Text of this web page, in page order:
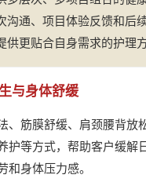
沟通、项目体验反馈和后
供更贴合自身需求的护理方
与身体舒缓
、筋膜舒缓、肩颈腰背放
护等方式，帮助客户缓解
和身体压力感。